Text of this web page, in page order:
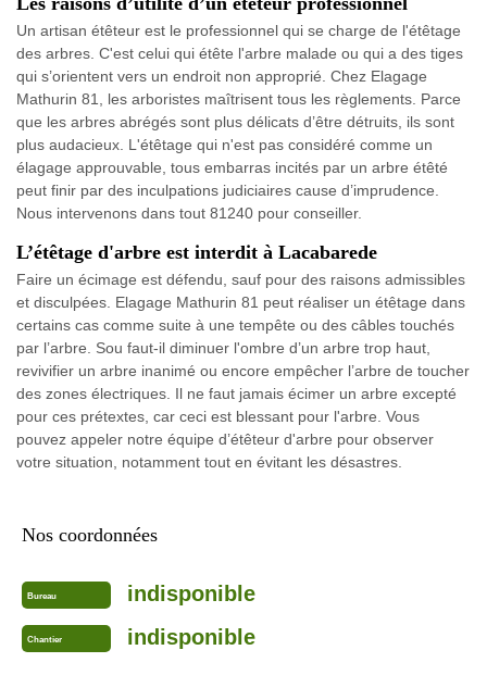
Un artisan étêteur est le professionnel qui se charge de l'étêtage
des arbres. C'est celui qui étête l'arbre malade ou qui a des tiges
qui s’orientent vers un endroit non approprié. Chez Elagage
Mathurin 81, les arboristes maîtrisent tous les règlements. Parce
que les arbres abrégés sont plus délicats d’être détruits, ils sont
plus audacieux. L'étêtage qui n'est pas considéré comme un
élagage approuvable, tous embarras incités par un arbre étêté
peut finir par des inculpations judiciaires cause d’imprudence.
Nous intervenons dans tout 81240 pour conseiller.
L’étêtage d'arbre est interdit à Lacabarede
Faire un écimage est défendu, sauf pour des raisons admissibles
et disculpées. Elagage Mathurin 81 peut réaliser un étêtage dans
certains cas comme suite à une tempête ou des câbles touchés
par l’arbre. Sou faut-il diminuer l'ombre d’un arbre trop haut,
revivifier un arbre inanimé ou encore empêcher l’arbre de toucher
des zones électriques. Il ne faut jamais écimer un arbre excepté
pour ces prétextes, car ceci est blessant pour l'arbre. Vous
pouvez appeler notre équipe d’étêteur d'arbre pour observer
votre situation, notamment tout en évitant les désastres.
Nos coordonnées
Bureau indisponible
Chantier indisponible